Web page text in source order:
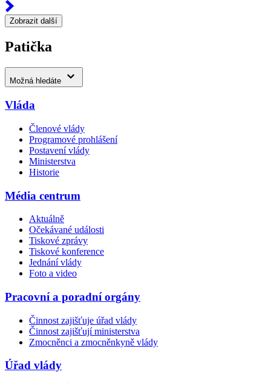
Zobrazit další
Patička
Možná hledáte
Vláda
Členové vlády
Programové prohlášení
Postavení vlády
Ministerstva
Historie
Média centrum
Aktuálně
Očekávané události
Tiskové zprávy
Tiskové konference
Jednání vlády
Foto a video
Pracovní a poradní orgány
Činnost zajišťuje úřad vlády
Činnost zajišťují ministerstva
Zmocněnci a zmocněnkyně vlády
Úřad vlády